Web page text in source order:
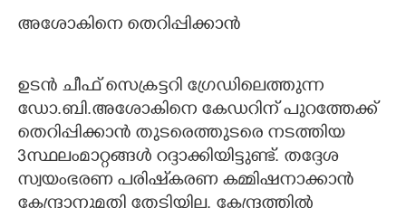
അശോകിനെ തെറിപ്പിക്കാൻ
ഉടൻ ചീഫ് സെക്രട്ടറി ഗ്രേഡിലെത്തുന്ന
ഡോ.ബി.അശോകിനെ കേഡറിന് പുറത്തേക്ക്
തെറിപ്പിക്കാൻ തുടരെത്തുടരെ നടത്തിയ
3സ്ഥലംമാറ്റങ്ങൾ റദ്ദാക്കിയിട്ടുണ്ട്. തദ്ദേശ
സ്വയംഭരണ പരിഷ്‌കരണ കമ്മിഷനാക്കാൻ